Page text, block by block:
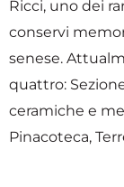
Ricci, uno dei
conservi
senese.
quattro:
ceramiche e
Pinacoteca,